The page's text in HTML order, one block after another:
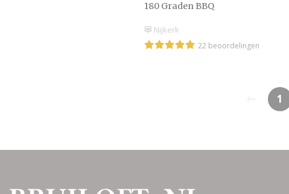
180 Graden BBQ
Nijkerk
22 beoordelingen
1